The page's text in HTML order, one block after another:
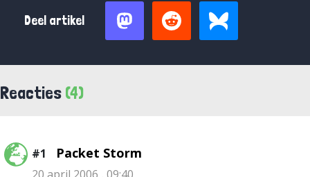
Deel artikel
Reacties (4)
#1 Packet Storm